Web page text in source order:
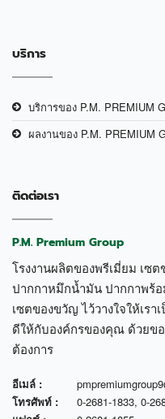
บริการ
บริการของ P.M. PREMIUM
ผลงานของ P.M. PREMIUM
ติดต่อเรา
P.M. Premium Group
โรงงานผลิตของพรีเมี่ยม เ
ปากกาหมึกน้ำมัน ปากกาพร้
เซตของขวัญ ไว้วางใจให้เร
ดีให้กับองค์กรของคุณ ด้วยข
ต้องการ
อีเมล์ :
โทรศัพท์ :
0-2681-1833, 0-